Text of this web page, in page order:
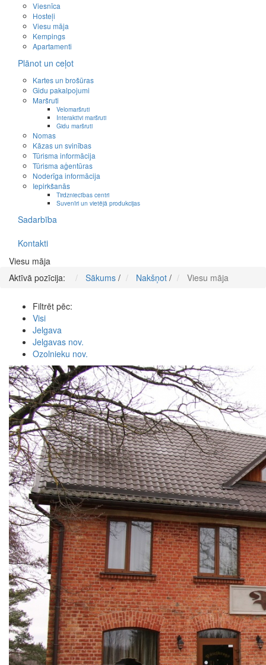
Viesnīca
Hosteļi
Viesu māja
Kempings
Apartamenti
Plānot un ceļot
Kartes un brošūras
Gidu pakalpojumi
Maršruti
Velomaršruti
Interaktīvi maršruti
Gidu maršruti
Nomas
Kāzas un svinības
Tūrisma informācija
Tūrisma aģentūras
Noderīga informācija
Iepirkšanās
Tirdzniecības centri
Suvenīri un vietējā produkcijas
Sadarbība
Kontakti
Viesu māja
Aktīvā pozīcija:
Sākums / Nakšņot / Viesu māja
Filtrēt pēc:
Visi
Jelgava
Jelgavas nov.
Ozolnieku nov.